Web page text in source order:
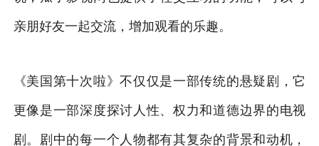
亲朋好友一起交流，增加观看的乐趣。
《美国第十次啦》不仅仅是一部传统的悬疑剧，它
更像是一部深度探讨人性、权力和道德边界的电视
剧。剧中的每一个人物都有其复杂的背景和动机，